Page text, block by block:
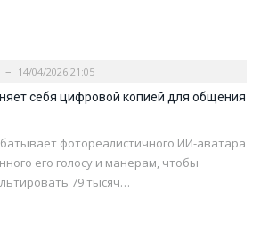
14/04/2026 21:05
себя цифровой копией для общения
фотореалистичного ИИ-аватара
его голосу и манерам, чтобы
79 тысяч…